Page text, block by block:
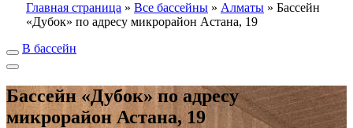
Главная страница » Все бассейны » Алматы » Бассейн
«Дубок» по адресу микрорайон Астана, 19
В бассейн
Бассейн «Дубок» по адресу
микрорайон Астана, 19